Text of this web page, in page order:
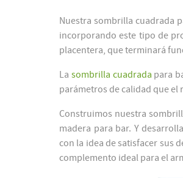
Nuestra sombrilla cuadrada
incorporando este tipo de
placentera, que terminará
La sombrilla cuadrada para
parámetros de calidad que el
Construimos nuestra
madera para bar. Y
con la idea de satisfacer sus
complemento ideal para el